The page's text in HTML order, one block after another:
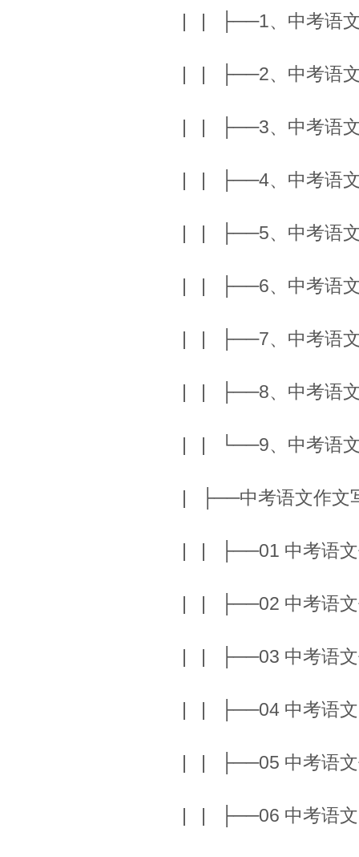
| | ├──1、中考语文
| | ├──2、中考语文
| | ├──3、中考语文
| | ├──4、中考语文
| | ├──5、中考语文
| | ├──6、中考语文
| | ├──7、中考语文
| | ├──8、中考语文
| | └──9、中考语文
| ├──中考语文作文
| | ├──01 中考语
| | ├──02 中考语
| | ├──03 中考语文
| | ├──04 中考语文
| | ├──05 中考语文
| | ├──06 中考语文